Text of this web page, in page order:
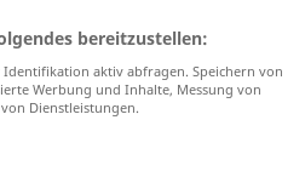
bereitzustellen:
aktiv abfragen. Speichern von
Werbung und Inhalte, Messung von
Dienstleistungen.